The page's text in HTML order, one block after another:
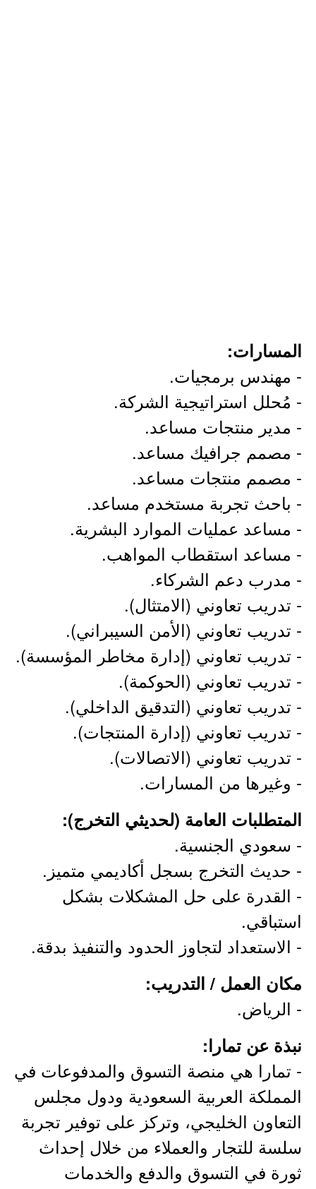
المسارات:
- مهندس برمجيات.
- مُحلل استراتيجية الشركة.
- مدير منتجات مساعد.
- مصمم جرافيك مساعد.
- مصمم منتجات مساعد.
- باحث تجربة مستخدم مساعد.
- مساعد عمليات الموارد البشرية.
- مساعد استقطاب المواهب.
- مدرب دعم الشركاء.
- تدريب تعاوني (الامتثال).
- تدريب تعاوني (الأمن السيبراني).
- تدريب تعاوني (إدارة مخاطر المؤسسة).
- تدريب تعاوني (الحوكمة).
- تدريب تعاوني (التدقيق الداخلي).
- تدريب تعاوني (إدارة المنتجات).
- تدريب تعاوني (الاتصالات).
- وغيرها من المسارات.
المتطلبات العامة (لحديثي التخرج):
- سعودي الجنسية.
- حديث التخرج بسجل أكاديمي متميز.
- القدرة على حل المشكلات بشكل
استباقي.
- الاستعداد لتجاوز الحدود والتنفيذ بدقة.
مكان العمل / التدريب:
- الرياض.
نبذة عن تمارا:
- تمارا هي منصة التسوق والمدفوعات في
المملكة العربية السعودية ودول مجلس
التعاون الخليجي، وتركز على توفير تجربة
سلسة للتجار والعملاء من خلال إحداث
ثورة في التسوق والدفع والخدمات